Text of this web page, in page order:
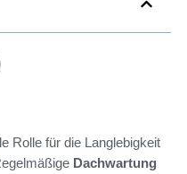
Rolle für die Langlebigkeit
Dachwartung